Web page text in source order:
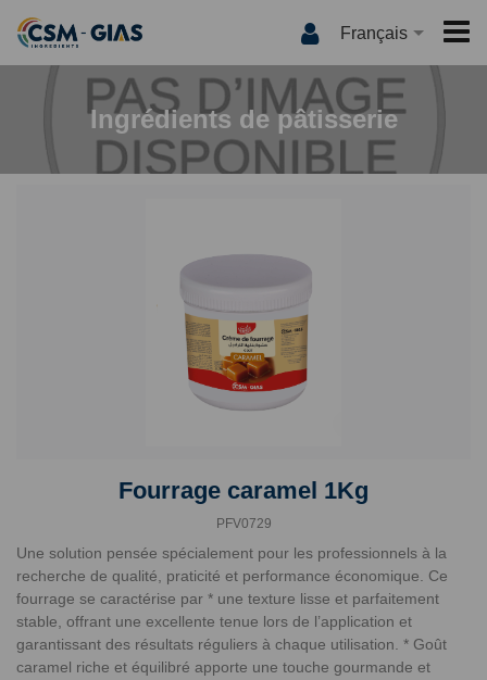
Français
ACCUEIL
CSM-GIAS
QUI SOMMES NOUS ?
INNOVATION
PRODUITS
MEDIA
LES RECETTES
CSM-GIAS TV
CATALOGUE
CONTACT
ACTUALITÉS
Ingrédients de pâtisserie
Fourrage caramel 1Kg
PFV0729
Une solution pensée spécialement pour les professionnels à la
recherche de qualité, praticité et performance économique. Ce
fourrage se caractérise par * une texture lisse et parfaitement
stable, offrant une excellente tenue lors de l’application et
garantissant des résultats réguliers à chaque utilisation. * Goût
caramel riche et équilibré apporte une touche gourmande et